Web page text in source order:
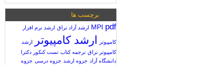
برچسب ها
MPI pdf ارشد آزاد نراق ارشد نرم افزار
کامپیوتر ارشد کامپیوتر
ارشد
کامپیوتر نراق ترجمه کتاب تست کنکور دکترا
دانشگاه آزاد جزوه ارشد جزوه درسی جزوه